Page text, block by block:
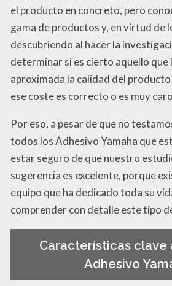
el producto en concreto, pero
gama de productos y, en virtud de
descubriendo al hacer la
determinar si es cierto aquello que
aproximada la calidad del
ese coste es correcto o es muy
Por eso, a pesar de que no
todos los Adhesivo Yamaha que
estar seguro de que nuestro
sugerencia es excelente, porque
equipo que ha dedicado toda su
comprender con detalle este tipo
Características clave
Adhesivo